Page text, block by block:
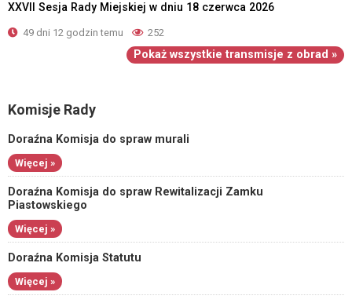
XXVII Sesja Rady Miejskiej w dniu 18 czerwca 2026
49 dni 12 godzin temu 252
Pokaż wszystkie transmisje z obrad »
Komisje Rady
Doraźna Komisja do spraw murali
Więcej »
Doraźna Komisja do spraw Rewitalizacji Zamku
Piastowskiego
Więcej »
Doraźna Komisja Statutu
Więcej »